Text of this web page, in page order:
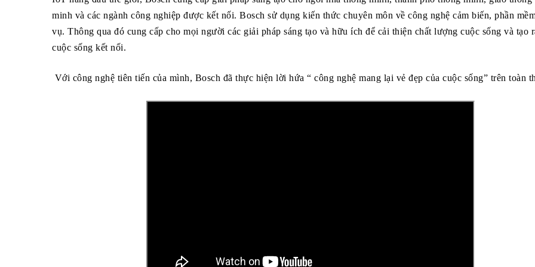
minh và các ngành công nghiệp được kết nối. Bosch sử dụng kiến thức chuyên môn về công nghệ cảm biến, phần
vụ. Thông qua đó cung cấp cho mọi người các giải pháp sáng tạo và hữu ích để cải thiện chất lượng cuộc sống và tạo
cuộc sống kết nối.
Với công nghệ tiên tiến của mình, Bosch đã thực hiện lời hứa “ công nghệ mang lại vẻ đẹp của cuộc sống” trên toàn